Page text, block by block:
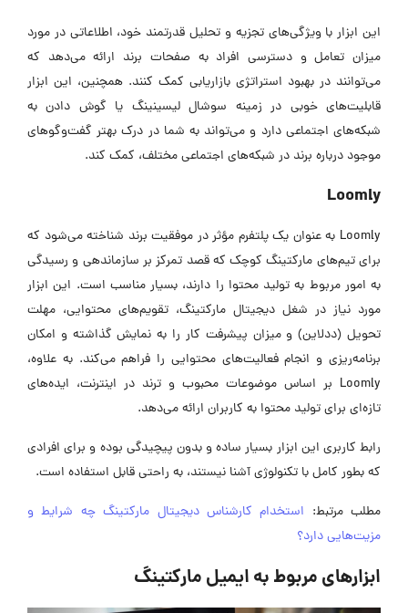
این ابزار با ویژگی‌های تجزیه و تحلیل قدرتمند خود، اطلاعاتی در مورد
میزان تعامل و دسترسی افراد به صفحات برند ارائه می‌دهد که
می‌توانند در بهبود استراتژی بازاریابی کمک کنند. همچنین، این ابزار
قابلیت‌های خوبی در زمینه سوشال لیسینینگ یا گوش دادن به
شبکه‌های اجتماعی دارد و می‌تواند به شما در درک بهتر گفت‌وگوهای
موجود درباره برند در شبکه‌های اجتماعی مختلف، کمک کند.
Loomly
Loomly به عنوان یک پلتفرم مؤثر در موفقیت برند شناخته می‌شود که
برای تیم‌های مارکتینگ کوچک که قصد تمرکز بر سازماندهی و رسیدگی
به امور مربوط به تولید محتوا را دارند، بسیار مناسب است. این ابزار
مورد نیاز در شغل دیجیتال مارکتینگ، تقویم‌های محتوایی، مهلت
تحویل (ددلاین) و میزان پیشرفت کار را به نمایش گذاشته و امکان
برنامه‌ریزی و انجام فعالیت‌های محتوایی را فراهم می‌کند. به علاوه،
Loomly بر اساس موضوعات محبوب و ترند در اینترنت، ایده‌های
تازه‌ای برای تولید محتوا به کاربران ارائه می‌دهد.
رابط کاربری این ابزار بسیار ساده و بدون پیچیدگی بوده و برای افرادی
که بطور کامل با تکنولوژی آشنا نیستند، به راحتی قابل استفاده است.
مطلب مرتبط: استخدام کارشناس دیجیتال مارکتینگ چه شرایط و
مزیت‌هایی دارد؟
ابزارهای مربوط به ایمیل مارکتینگ